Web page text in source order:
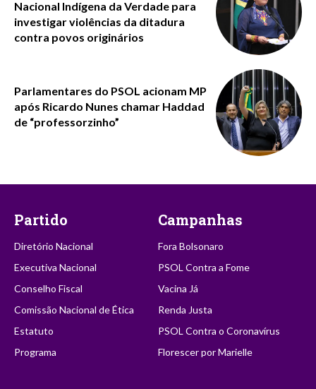
Nacional Indígena da Verdade para
investigar violências da ditadura
contra povos originários
Parlamentares do PSOL acionam MP
após Ricardo Nunes chamar Haddad
de “professorzinho”
Partido
Diretório Nacional
Executiva Nacional
Conselho Fiscal
Comissão Nacional de Ética
Estatuto
Programa
Campanhas
Fora Bolsonaro
PSOL Contra a Fome
Vacina Já
Renda Justa
PSOL Contra o Coronavírus
Florescer por Marielle